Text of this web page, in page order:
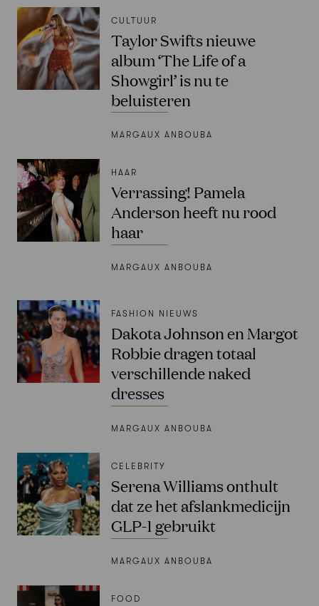
CULTUUR
Taylor Swifts nieuwe
album ‘The Life of a
Showgirl’ is nu te
beluisteren
MARGAUX ANBOUBA
HAAR
Verrassing! Pamela
Anderson heeft nu rood
haar
MARGAUX ANBOUBA
FASHION NIEUWS
Dakota Johnson en Margot
Robbie dragen totaal
verschillende naked
dresses
MARGAUX ANBOUBA
CELEBRITY
Serena Williams onthult
dat ze het afslankmedicijn
GLP-1 gebruikt
MARGAUX ANBOUBA
FOOD